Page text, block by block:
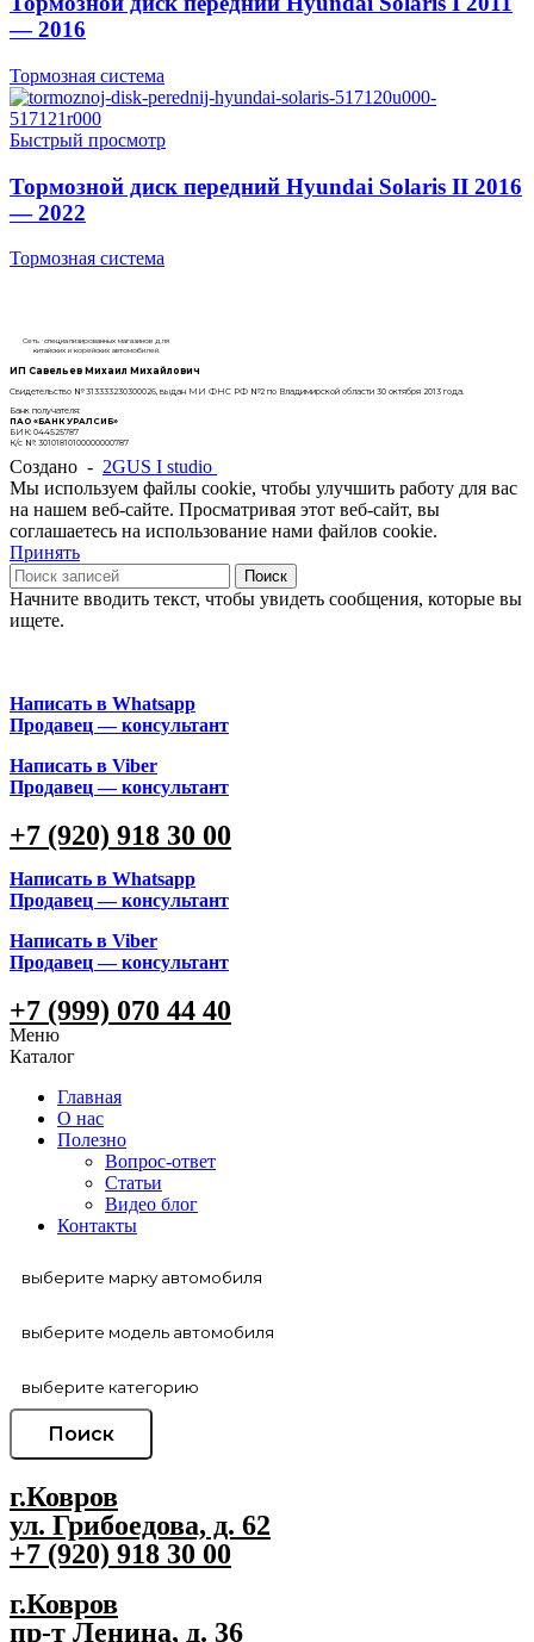
— 2016
Тормозная система
Быстрый просмотр
Тормозной диск передний Hyundai Solaris II 2016
— 2022
Тормозная система
Сеть специализированных магазинов для
китайских и корейских автомобилей.
ИП Савельев Михаил Михайлович
Свидетельство № 313333230300026, выдан МИ ФНС РФ №2 по Владимирской области 30 октября 2013 года.
Банк получателя:
ПАО «БАНК УРАЛСИБ»
БИК: 044525787
К/с №: 30101810100000000787
Создано - 2GUS I studio
Мы используем файлы cookie, чтобы улучшить работу для вас
на нашем веб-сайте. Просматривая этот веб-сайт, вы
соглашаетесь на использование нами файлов cookie.
Принять
Поиск
Начните вводить текст, чтобы увидеть сообщения, которые вы
ищете.
Написать в Whatsapp
Продавец — консультант
Написать в Viber
Продавец — консультант
+7 (920) 918 30 00
Написать в Whatsapp
Продавец — консультант
Написать в Viber
Продавец — консультант
+7 (999) 070 44 40
Меню
Каталог
Главная
О нас
Полезно
Вопрос-ответ
Статьи
Видео блог
Контакты
Поиск
г.Ковров
ул. Грибоедова, д. 62
+7 (920) 918 30 00
г.Ковров
пр-т Ленина, д. 36